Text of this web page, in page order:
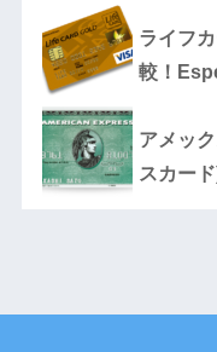
ライフ
較！
アメッ
スカー